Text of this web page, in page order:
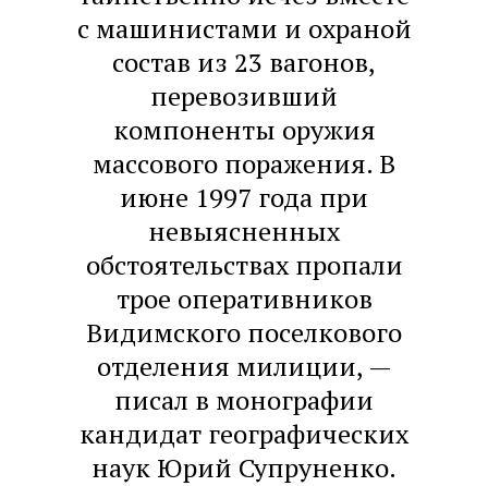
с машинистами и охраной
состав из 23 вагонов,
перевозивший
компоненты оружия
массового поражения. В
июне 1997 года при
невыясненных
обстоятельствах пропали
трое оперативников
Видимского поселкового
отделения милиции, —
писал в монографии
кандидат географических
наук Юрий Супруненко.